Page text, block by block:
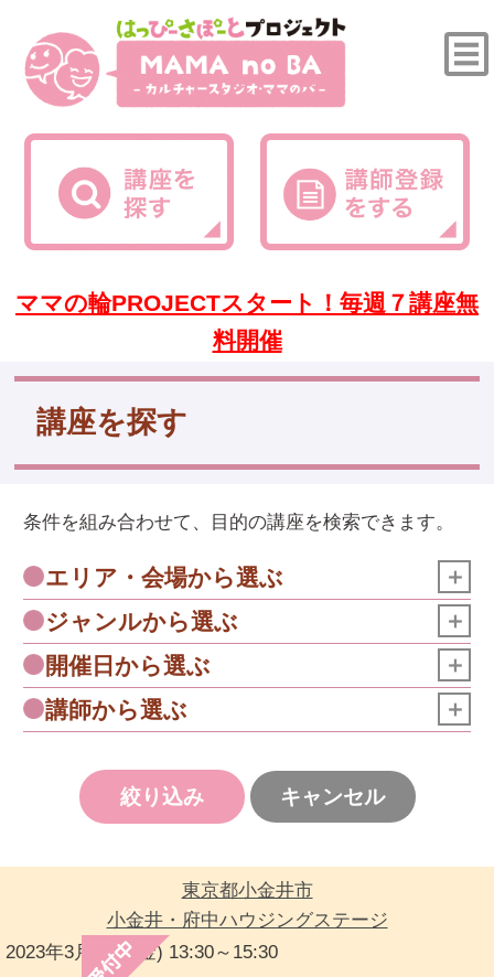
ママの輪PROJECTスタート！毎週７講座無
料開催
講座を探す
条件を組み合わせて、目的の講座を検索できます。
エリア・会場から選ぶ
＋
ジャンルから選ぶ
＋
開催日から選ぶ
＋
講師から選ぶ
＋
絞り込み キャンセル
東京都小金井市
小金井・府中ハウジングステージ
2023年3月31日(金) 13:30～15:30